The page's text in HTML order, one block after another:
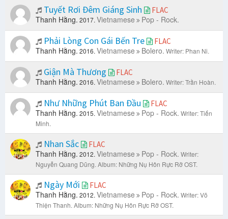
Tuyết Rơi Đêm Giáng Sinh FLAC
Thanh Hằng. 2017. Vietnamese Pop - Rock.
Phải Lòng Con Gái Bến Tre FLAC
Thanh Hằng. 2016. Vietnamese Bolero. Writer: Phan Ni.
Giận Mà Thương FLAC
Thanh Hằng. 2016. Vietnamese Bolero. Writer: Trần Hoàn.
Như Những Phút Ban Đầu FLAC
Thanh Hằng. 2015. Vietnamese Pop - Rock. Writer: Tiến
Minh.
Nhan Sắc FLAC
Thanh Hằng. 2012. Vietnamese Pop - Rock. Writer:
Nguyễn Quang Dũng. Album: Những Nụ Hôn Rực Rỡ OST.
Ngày Mới FLAC
Thanh Hằng. 2012. Vietnamese Pop - Rock. Writer: Võ
Thiện Thanh. Album: Những Nụ Hôn Rực Rỡ OST.